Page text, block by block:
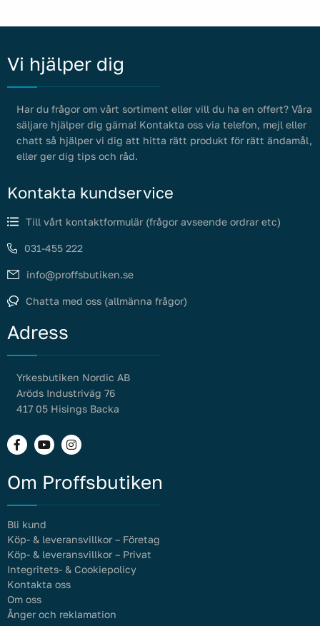
Vi hjälper dig
Har du frågor om vårt sortiment eller vill du ha en offert? Våra
säljare hjälper dig gärna! Kontakta oss via telefon, mejl eller
chatt så hjälper vi dig att hitta rätt produkt för rätt ändamål,
eller ger dig tips och råd.
Kontakta kundservice
Till vårt kontaktformulär (frågor avseende ordrar etc)
031-455 222
info@proffsbutiken.se
Chatta med oss (allmänna frågor)
Adress
Yrkesbutiken Nordic AB
Aröds Industriväg 76
417 05 Hisings Backa
Om Proffsbutiken
Bli kund
Köp- & leveransvillkor – Företag
Köp- & leveransvillkor – Privat
Integritets- & Cookiepolicy
Kontakta oss
Om oss
Ånger och reklamation